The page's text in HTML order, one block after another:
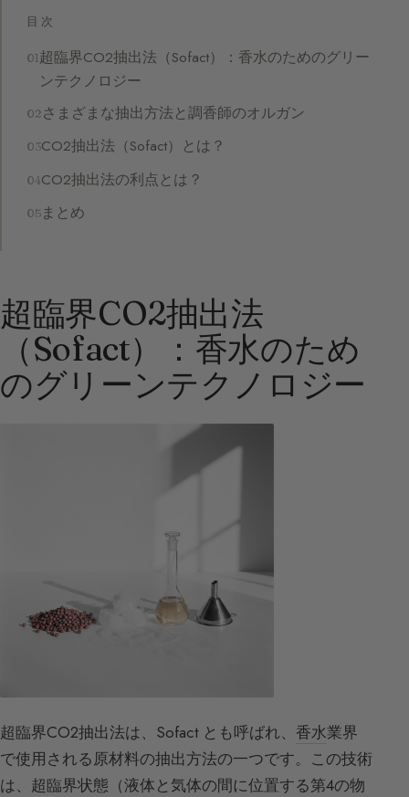
目次
超臨界CO2抽出法（Sofact）：香水のためのグリー
ンテクノロジー
さまざまな抽出方法と調香師のオルガン
CO2抽出法（Sofact）とは？
CO2抽出法の利点とは？
まとめ
超臨界CO2抽出法
（Sofact）：香水のため
のグリーンテクノロジー
超臨界CO2抽出法は、Sofact とも呼ばれ、 香水業界
で使用される原材料の抽出方法の一つです。この技術
は、超臨界状態（液体と気体の間に位置する第4の物